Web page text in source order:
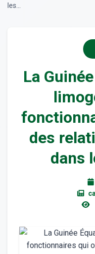
les...
La
des
dans